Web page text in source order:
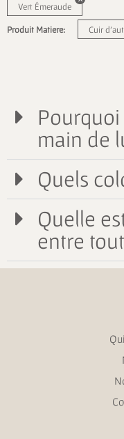
Vert Émeraude
Produit Matiere: Cuir
main de
Quels
Quelle
entre